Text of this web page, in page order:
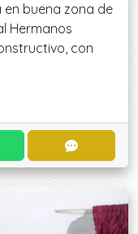
buena zona de
Hermanos
con
POR